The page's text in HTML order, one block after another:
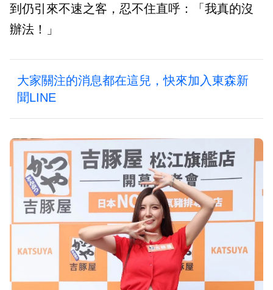
到仍引來不速之客，忍不住直呼：「我真的沒
辦法！」
大家關注的消息都在這兒，快來加入東森新
聞LINE